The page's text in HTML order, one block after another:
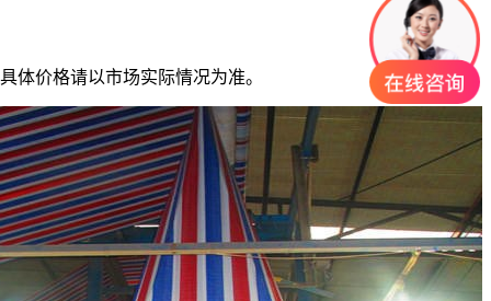
体价格请以市场实际情况为准。